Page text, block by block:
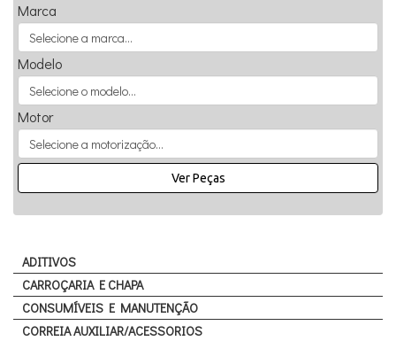
Marca
Modelo
Motor
Ver Peças
ADITIVOS
CARROÇARIA E CHAPA
CONSUMÍVEIS E MANUTENÇÃO
CORREIA AUXILIAR/ACESSORIOS